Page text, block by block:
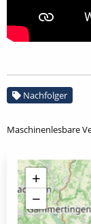
Nachfolger
Maschinenlesbare
+
−